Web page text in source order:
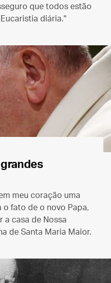
que todos estão
diária."
meu coração uma
o fato de o novo Papa,
a casa de Nossa
de Santa Maria Maior.